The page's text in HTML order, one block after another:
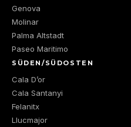
Genova
Molinar
Palma Altstadt
Paseo Maritimo
SÜDEN/SÜDOSTEN
Cala D’or
Cala Santanyi
Felanitx
Llucmajor